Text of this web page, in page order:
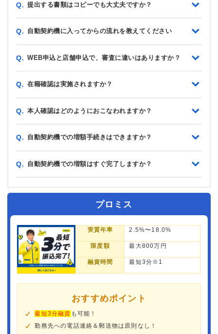
Q. 提出する書類はコピーでも大丈夫ですか？
Q. 自動契約機に入ってからの流れを教えてください
Q. WEB申込と店舗申込で、審査に違いはありますか？
Q. 在籍確認は実施されますか？
Q. 本人確認はどのようにおこなわれますか？
Q. 自動契約機での増額手続きはできますか？
Q. 自動契約機での増額はすぐ完了しますか？
プロミス
実質年率 2.5%〜18.0%
限度額 最大800万円
融資時間 最短3分※1
おすすめポイント
最短3分融資 も可能！
勤務先への電話連絡＆郵送物は原則なし！